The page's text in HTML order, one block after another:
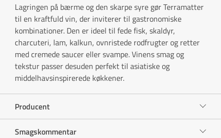
Lagringen på bærme og den skarpe syre gør Terramatter
til en kraftfuld vin, der inviterer til gastronomiske
kombinationer. Den er ideel til fede fisk, skaldyr,
charcuteri, lam, kalkun, ovnristede rodfrugter og retter
med cremede saucer eller svampe. Vinens smag og
tekstur passer desuden perfekt til asiatiske og
middelhavsinspirerede køkkener.
Producent
Smagskommentar